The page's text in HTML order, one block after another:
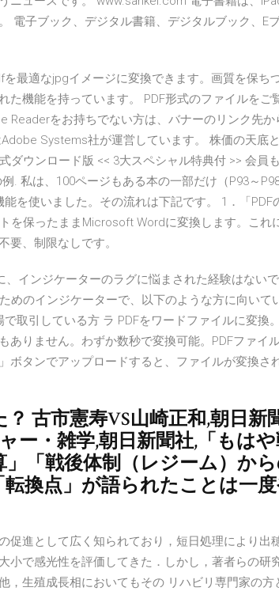
電子ブック、デジタル書籍、デジタルブック、E
最適なjpgイメージに変換できます。画質を保ち
機能を持っています。 PDF形式のファイルをご
Readerをお持ちでない方は、バナーのリンク先か
Systems社が運営しています。 株価の天底
ダウンロード版 << 3大スペシャル特典付 >> 会員
. 私は、100ページもある本の一部だけ（P93～
を使いました。その流れは下記です。 1．「PDF
を保ったままMicrosoft Wordに変換します。これ
要、制限なしです。
インジケーターのラグに悩まされた経験はないで
めのインジケーターで、以下のような方に向いて
取引している方 ラ PDFをワードファイルに変換
りません。わずか数秒で変換可能。PDFファイ
ボタンでアップロードすると、ファイルが変換さ
古市憲寿VS山崎正和,朝日新
ー・雑学,朝日新聞社,「もは
「戦後体制（レジーム）か
換点」が語られたことは一
促進として広く知られており，短日処理により出
小で感光性を評価してきた．しかし，著者らの研
，生殖成長相においてもその リハビリ専門家の方